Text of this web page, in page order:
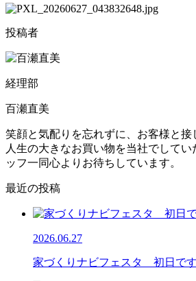
投稿者
経理部
百瀬直美
笑顔と気配りを忘れずに、お客様と接
人生の大きなお買い物を当社でして
ッフ一同心よりお待ちしています。
最近の投稿
2026.06.27
家づくりナビフェスタ 初日です